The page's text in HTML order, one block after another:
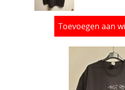
Toevoegen aan